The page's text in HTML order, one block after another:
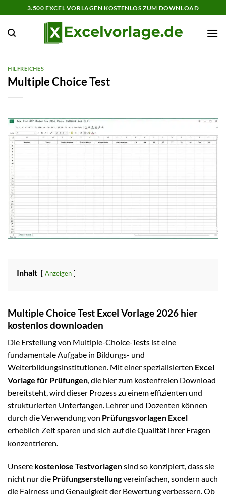
Inhalt
springen
3.500 EXCEL VORLAGEN KOSTENLOS ZUM DOWNLOAD
HILFREICHES
Multiple Choice Test
Inhalt Anzeigen
Multiple Choice Test Excel Vorlage 2026 hier
kostenlos downloaden
Die Erstellung von Multiple-Choice-Tests ist eine
fundamentale Aufgabe in Bildungs- und
Weiterbildungsinstitutionen. Mit einer spezialisierten Excel
Vorlage für Prüfungen, die hier zum kostenfreien Download
bereitsteht, wird dieser Prozess zu einem effizienten und
strukturierten Unterfangen. Lehrer und Dozenten können
durch die Verwendung von Prüfungsvorlagen Excel
erheblich Zeit sparen und sich auf die Qualität ihrer Fragen
konzentrieren.
Unsere kostenlose Testvorlagensind so konzipiert, dass sie
nicht nur die Prüfungserstellungvereinfachen, sondern auch
die Fairness und Genauigkeit der Bewertung verbessern. Ob